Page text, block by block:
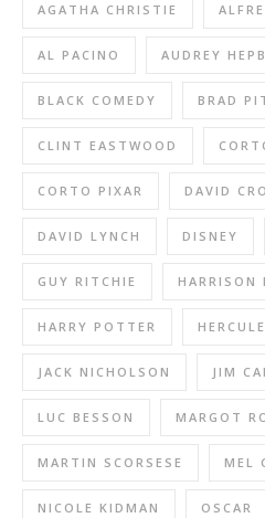
AGATHA CHRISTIE
AL PACINO AUDREY
BLACK COMEDY BRAD
CLINT EASTWOOD
CORTO PIXAR DAVID
DAVID LYNCH DISNEY
GUY RITCHIE HARRISON
HARRY POTTER
JACK NICHOLSON JIM
LUC BESSON MARGOT
MARTIN SCORSESE MEL
NICOLE KIDMAN OSCAR